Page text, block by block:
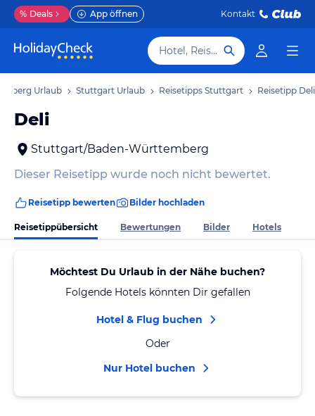
% Deals App öffnen Kontakt
Hotel, Reiseziel
Urlaub Stuttgart Urlaub Reisetipps Stuttgart Reisetipp Deli
Deli
Stuttgart/Baden-Württemberg
Dieser Reisetipp wurde noch nicht bewertet.
Reisetipp bewerten Bilder hochladen
Reisetippübersicht Bewertungen Bilder Hotels
Möchtest Du Urlaub in der Nähe buchen?
Folgende Hotels könnten Dir gefallen
Hotel & Flug buchen
Oder
Nur Hotel buchen